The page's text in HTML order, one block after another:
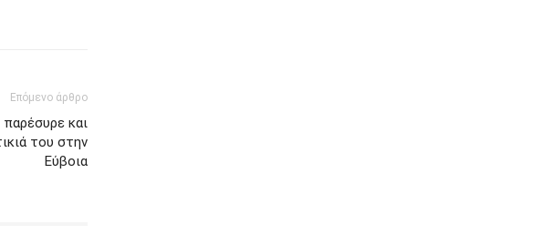
Επόμενο άρθρο
και
του στην
Εύβοια